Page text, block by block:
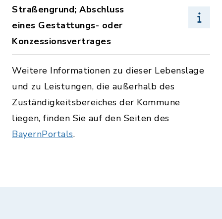
Straßengrund; Abschluss
eines Gestattungs- oder
Konzessionsvertrages
Weitere Informationen zu dieser Lebenslage
und zu Leistungen, die außerhalb des
Zuständigkeitsbereiches der Kommune
liegen, finden Sie auf den Seiten des
BayernPortals.